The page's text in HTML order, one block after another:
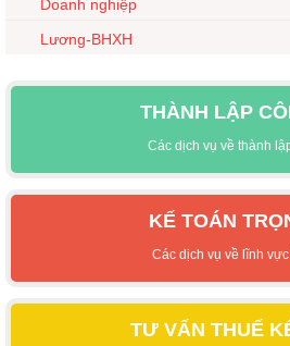
Doanh nghiệp
Lương-BHXH
THÀNH LẬP
Các dịch vụ về thành
KẾ TOÁN
Các dịch vụ về lĩnh
TƯ VẤN THUẾ